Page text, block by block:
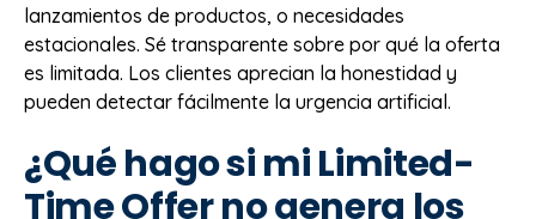
lanzamientos de productos, o necesidades
estacionales. Sé transparente sobre por qué la oferta
es limitada. Los clientes aprecian la honestidad y
pueden detectar fácilmente la urgencia artificial.
¿Qué hago si mi Limited-
Time Offer no genera los